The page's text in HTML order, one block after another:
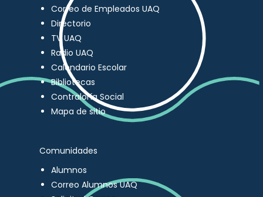
Correo de Empleados UAQ
Directorio
TV UAQ
Radio UAQ
Calendario Escolar
Bibliotecas
Contraloría Social
Mapa de sitio
Comunidades
Alumnos
Correo Alumnos UAQ